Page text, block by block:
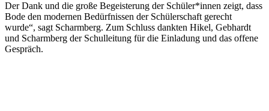
Der Dank und die große Begeisterung der Schüler*innen zeigt, dass
Bode den modernen Bedürfnissen der Schülerschaft gerecht
wurde“, sagt Scharmberg. Zum Schluss dankten Hikel, Gebhardt
und Scharmberg der Schulleitung für die Einladung und das offene
Gespräch.